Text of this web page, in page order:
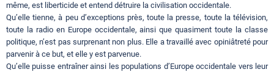
même, est liberticide et entend détruire la civilisation occidentale.
Qu’elle tienne, à peu d’exceptions près, toute la presse, toute la télévision,
toute la radio en Europe occidentale, ainsi que quasiment toute la classe
politique, n’est pas surprenant non plus. Elle a travaillé avec opiniâtreté pour
parvenir à ce but, et elle y est parvenue.
Qu’elle puisse entraîner ainsi les populations d’Europe occidentale vers leur